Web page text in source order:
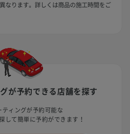
なります。詳しくは商品の施工時間をご
が予約できる店舗を探す
ティングが予約可能な
して簡単に予約ができます！